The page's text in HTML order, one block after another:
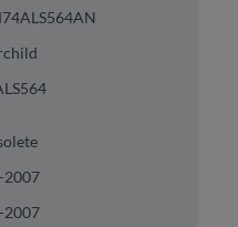
2007
2007